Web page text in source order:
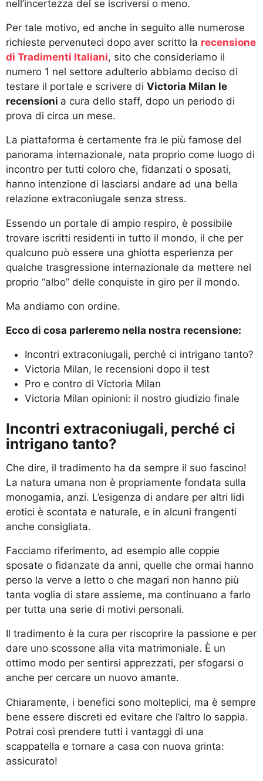
nell’incertezza del se iscriversi o meno.
Per tale motivo, ed anche in seguito alle numerose
richieste pervenuteci dopo aver scritto la recensione
di Tradimenti Italiani, sito che consideriamo il
numero 1 nel settore adulterio abbiamo deciso di
testare il portale e scrivere di Victoria Milan le
recensioni a cura dello staff, dopo un periodo di
prova di circa un mese.
La piattaforma è certamente fra le più famose del
panorama internazionale, nata proprio come luogo di
incontro per tutti coloro che, fidanzati o sposati,
hanno intenzione di lasciarsi andare ad una bella
relazione extraconiugale senza stress.
Essendo un portale di ampio respiro, è possibile
trovare iscritti residenti in tutto il mondo, il che per
qualcuno può essere una ghiotta esperienza per
qualche trasgressione internazionale da mettere nel
proprio “albo” delle conquiste in giro per il mondo.
Ma andiamo con ordine.
Ecco di cosa parleremo nella nostra recensione:
Incontri extraconiugali, perché ci intrigano tanto?
Victoria Milan, le recensioni dopo il test
Pro e contro di Victoria Milan
Victoria Milan opinioni: il nostro giudizio finale
Incontri extraconiugali, perché ci
intrigano tanto?
Che dire, il tradimento ha da sempre il suo fascino!
La natura umana non è propriamente fondata sulla
monogamia, anzi. L’esigenza di andare per altri lidi
erotici è scontata e naturale, e in alcuni frangenti
anche consigliata.
Facciamo riferimento, ad esempio alle coppie
sposate o fidanzate da anni, quelle che ormai hanno
perso la verve a letto o che magari non hanno più
tanta voglia di stare assieme, ma continuano a farlo
per tutta una serie di motivi personali.
Il tradimento è la cura per riscoprire la passione e per
dare uno scossone alla vita matrimoniale. È un
ottimo modo per sentirsi apprezzati, per sfogarsi o
anche per cercare un nuovo amante.
Chiaramente, i benefici sono molteplici, ma è sempre
bene essere discreti ed evitare che l’altro lo sappia.
Potrai così prendere tutti i vantaggi di una
scappatella e tornare a casa con nuova grinta:
assicurato!